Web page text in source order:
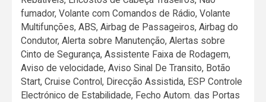
fumador, Volante com Comandos de Rádio, Volante
Multifunções, ABS, Airbag de Passageiros, Airbag do
Condutor, Alerta sobre Manutenção, Alertas sobre
Cinto de Segurança, Assistente Faixa de Rodagem,
Aviso de velocidade, Aviso Sinal De Transito, Botão
Start, Cruise Control, Direcção Assistida, ESP Controle
Electrónico de Estabilidade, Fecho Autom. das Portas